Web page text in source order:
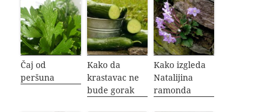
Čaj od
peršuna
Kako da
krastavac ne
bude gorak
Kako izgleda
Natalijina
ramonda